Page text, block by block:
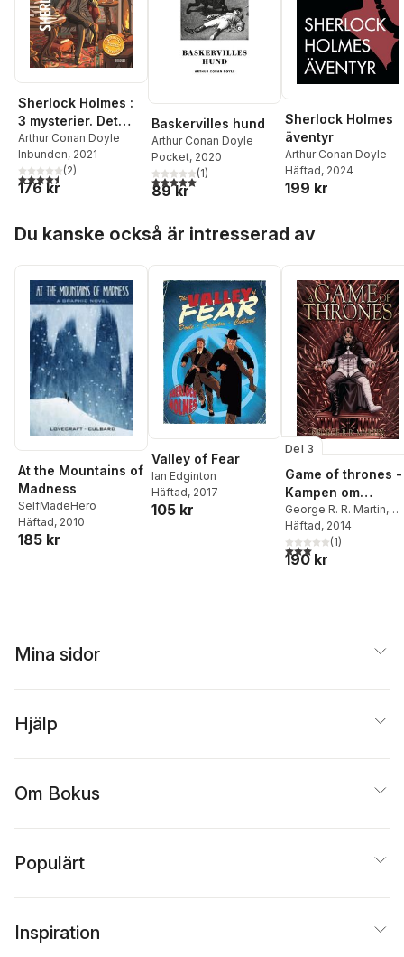
Sherlock Holmes :
3 mysterier. Det
spräckliga bandet ;
De rödhårigas
förening ; En
skandal i Böhmen
Arthur Conan Doyle
Inbunden, 2021
4,5utav 5 stjärnor. Totalt antal röster:
(2)
176 kr
Baskervilles hund
Arthur Conan Doyle
Pocket, 2020
5,0utav 5 stjärnor. Totalt antal röster:
(1)
89 kr
Sherlock Holmes
äventyr
Arthur Conan Doyle
Häftad, 2024
199 kr
Du kanske också är intresserad av
At the Mountains of
Madness
SelfMadeHero
Häftad, 2010
185 kr
Valley of Fear
Ian Edginton
Häftad, 2017
105 kr
Del 3
Game of thrones -
Kampen om
Järntronen. Vol 3
George R. R. Martin,
Daniel Abraham
Häftad, 2014
3,0utav 5 stjärnor.
(1)
190 kr
Mina sidor
Hjälp
Om Bokus
Populärt
Inspiration